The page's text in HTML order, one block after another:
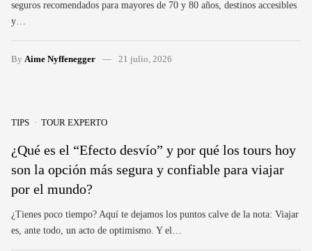
seguros recomendados para mayores de 70 y 80 años, destinos accesibles
y…
By Aime Nyffenegger 21 julio, 2026
TIPS TOUR EXPERTO
¿Qué es el “Efecto desvío” y por qué los tours hoy
son la opción más segura y confiable para viajar
por el mundo?
¿Tienes poco tiempo? Aquí te dejamos los puntos calve de la nota: Viajar
es, ante todo, un acto de optimismo. Y el…